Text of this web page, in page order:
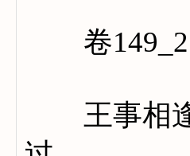
卷149_2
王事相逢